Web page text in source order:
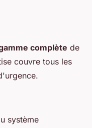
complète de
couvre tous les
système